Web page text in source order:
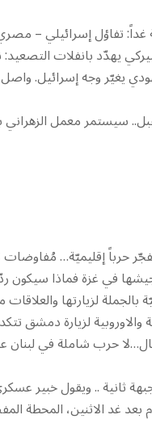
تفاؤل إسرائيلي –
يهدّد بانفلات
يغيّر وجه إسرائيل. واصل
الكهرباء الأسبوع المقبل.. سيستمر
حرباً إقليميّة…
في غزة فماذا سيكون
والاوروبية لزيارة
حرب شاملة في لبنان
ثانية .. ويقول خبير
غد الاثنين، المحطة